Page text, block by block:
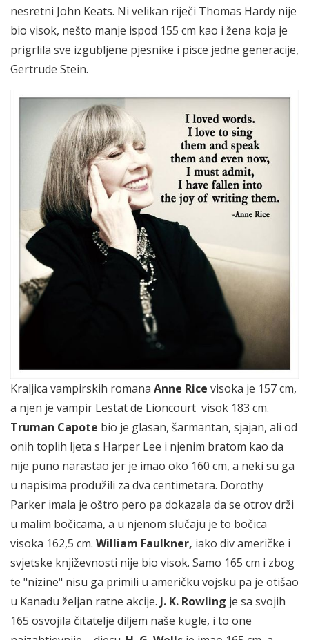
nesretni John Keats. Ni velikan riječi Thomas Hardy nije
bio visok, nešto manje ispod 155 cm kao i žena koja je
prigrlila sve izgubljene pjesnike i pisce jedne generacije,
Gertrude Stein.
Kraljica vampirskih romana Anne Rice visoka je 157 cm,
a njen je vampir Lestat de Lioncourt visok 183 cm.
Truman Capote bio je glasan, šarmantan, sjajan, ali od
onih toplih ljeta s Harper Lee i njenim bratom kao da
nije puno narastao jer je imao oko 160 cm, a neki su ga
u napisima produžili za dva centimetara. Dorothy
Parker imala je oštro pero pa dokazala da se otrov drži
u malim bočicama, a u njenom slučaju je to bočica
visoka 162,5 cm. William Faulkner, iako div američke i
svjetske književnosti nije bio visok. Samo 165 cm i zbog
te "nizine" nisu ga primili u američku vojsku pa je otišao
u Kanadu željan ratne akcije. J. K. Rowling je sa svojih
165 osvojila čitatelje diljem naše kugle, i to one